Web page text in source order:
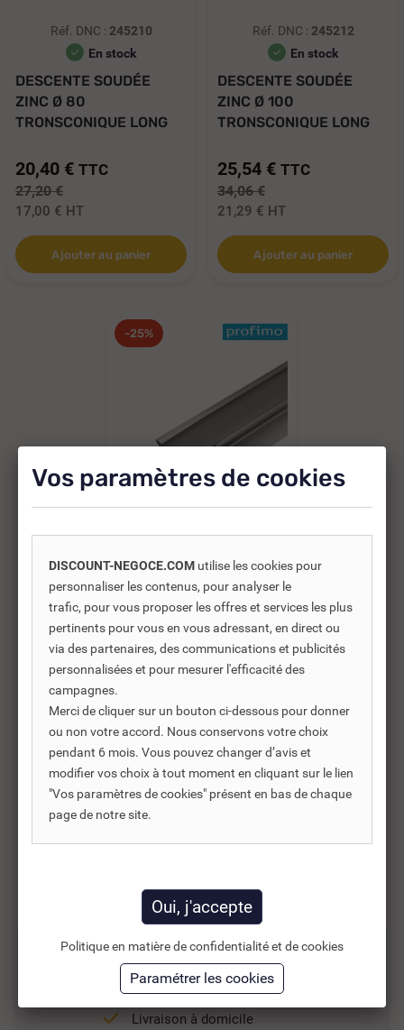
Réf. DNC : 245210
En stock
DESCENTE SOUDÉE
ZINC Ø 80
TRONSCONIQUE LONG
20,40 € TTC
27,20 €
17,00 € HT
Ajouter au panier
Réf. DNC : 245212
En stock
DESCENTE SOUDÉE
ZINC Ø 100
TRONSCONIQUE LONG
25,54 € TTC
34,06 €
21,29 € HT
Ajouter au panier
-25%
GOUTTIÈRE LYONNAISE
B18 ZINC 25/12 ÉP 0.65
LONG...
39,00 € TTC
52,00 €
32,50 €HT
Ajouter au panier
Résultats 1 - 3 sur 3.
Livraison
Livraison à domicile
Vos paramètres de cookies
DISCOUNT-NEGOCE.COM utilise les cookies pour
personnaliser les contenus, pour analyser le
trafic, pour vous proposer les offres et services les plus
pertinents pour vous en vous adressant, en direct ou
via des partenaires, des communications et publicités
personnalisées et pour mesurer l'efficacité des
campagnes.
Merci de cliquer sur un bouton ci-dessous pour donner
ou non votre accord. Nous conservons votre choix
pendant 6 mois. Vous pouvez changer d’avis et
modifier vos choix à tout moment en cliquant sur le lien
"Vos paramètres de cookies" présent en bas de chaque
page de notre site.
Politique en matière de confidentialité et de cookies